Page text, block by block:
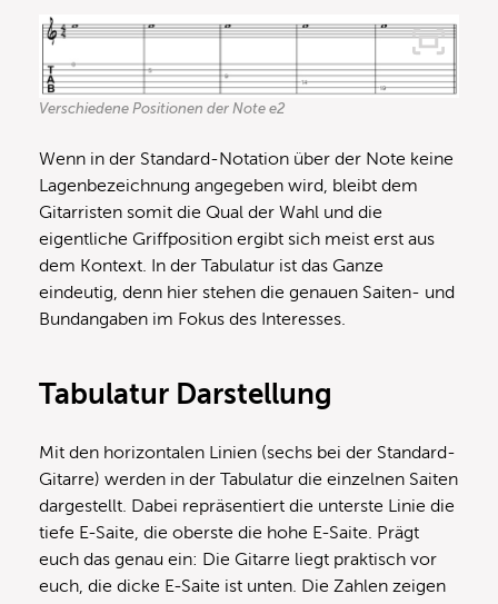
Verschiedene Positionen der Note e2
Wenn in der Standard-Notation über der Note keine
Lagenbezeichnung angegeben wird, bleibt dem
Gitarristen somit die Qual der Wahl und die
eigentliche Griffposition ergibt sich meist erst aus
dem Kontext. In der Tabulatur ist das Ganze
eindeutig, denn hier stehen die genauen Saiten- und
Bundangaben im Fokus des Interesses.
Tabulatur Darstellung
Mit den horizontalen Linien (sechs bei der Standard-
Gitarre) werden in der Tabulatur die einzelnen Saiten
dargestellt. Dabei repräsentiert die unterste Linie die
tiefe E-Saite, die oberste die hohe E-Saite. Prägt
euch das genau ein: Die Gitarre liegt praktisch vor
euch, die dicke E-Saite ist unten. Die Zahlen zeigen